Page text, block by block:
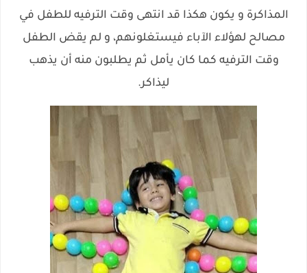
المذاكرة و يكون هكذا قد انتهى وقت الترفيه للطفل في
مصالح لهؤلاء الآباء فيستغلونهم، و لم يقض الطفل
وقت الترفيه كما كان يأمل ثم يطلبون منه أن يذهب
ليذاكر.